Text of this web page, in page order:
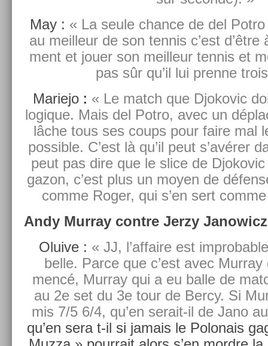
May : « La seule chan­ce de del
au meil­leur de son ten­nis c’est
ment et jouer son meil­leur ten­nis et
pas sûr qu’il lui pre­nne
Mariejo : « Le match que Djokovic
logique. Mais del Potro, avec un
lâche tous ses coups pour faire mal
pos­sible. C’est là qu’il peut s’avérer
peut pas dire que le slice de
gazon, c’est plus un moyen de
comme Roger, qui s’en sert
Andy Mur­ray con­tre Jerzy
Oluive : « JJ, l’af­faire est
belle. Parce que c’est avec
mencé, Mur­ray qui a eu balle de
au 2e set du 3e tour de Bercy. Si
mis 7/5 6/4, qu’en serait-il de Jano
qu’en sera t-il si jamais le Polonais